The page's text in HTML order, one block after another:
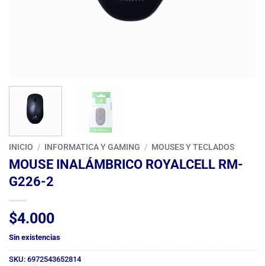
INICIO / INFORMATICA Y GAMING / MOUSES Y TECLADOS
MOUSE INALÁMBRICO ROYALCELL RM-
G226-2
$4.000
Sin existencias
SKU: 6972543652814